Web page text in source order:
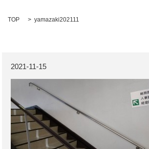
TOP yamazaki202111
2021-11-15